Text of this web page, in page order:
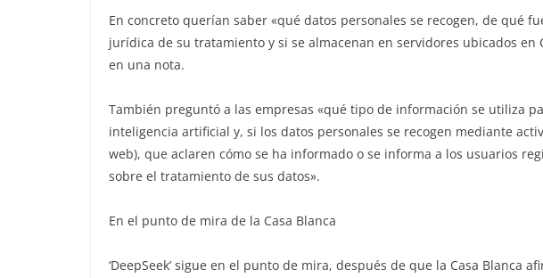
En concreto querían saber «qué datos personales se recogen, de qué
jurídica de su tratamiento y si se almacenan en servidores ubicados en
en una nota.
También preguntó a las empresas «qué tipo de información se utiliza
inteligencia artificial y, si los datos personales se recogen mediante
web), que aclaren cómo se ha informado o se informa a los usuarios
sobre el tratamiento de sus datos».
En el punto de mira de la Casa Blanca
‘DeepSeek’ sigue en el punto de mira, después de que la Casa Blanca